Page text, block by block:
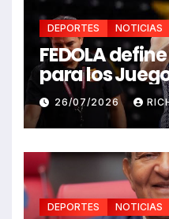
DEPORTES NOTICIAS
FEDOLA
para los
Caribe Santo
26/07/2026
DEPORTES NOTICIAS